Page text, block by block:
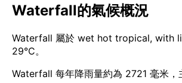
Waterfall的氣候概況
Waterfall 屬於 wet hot tropical, with
29°C。
Waterfall 每年降雨量約為 2721 毫米，